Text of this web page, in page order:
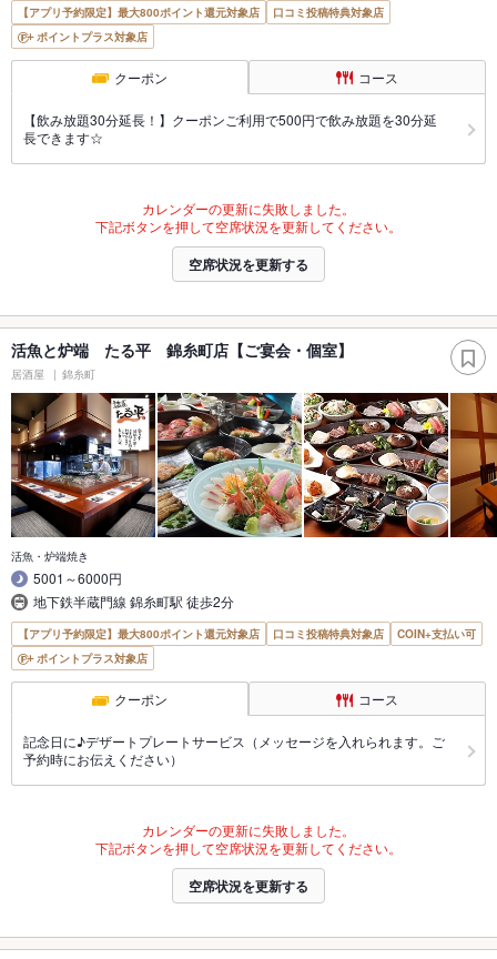
【アプリ予約限定】最大800ポイント還元対象店
口コミ投稿特典対象店
ポイントプラス対象店
クーポン コース
【飲み放題30分延長！】クーポンご利用で500円で飲み放題を30分延
長できます☆
カレンダーの更新に失敗しました。
下記ボタンを押して空席状況を更新してください。
空席状況を更新する
活魚と炉端 たる平 錦糸町店【ご宴会・個室】
居酒屋 錦糸町
活魚・炉端焼き
5001～6000円
地下鉄半蔵門線 錦糸町駅 徒歩2分
【アプリ予約限定】最大800ポイント還元対象店 口コミ投稿特典対象店
COIN+支払い可
ポイントプラス対象店
クーポン コース
記念日に♪デザートプレートサービス（メッセージを入れられます。ご
予約時にお伝えください）
カレンダーの更新に失敗しました。
下記ボタンを押して空席状況を更新してください。
空席状況を更新する